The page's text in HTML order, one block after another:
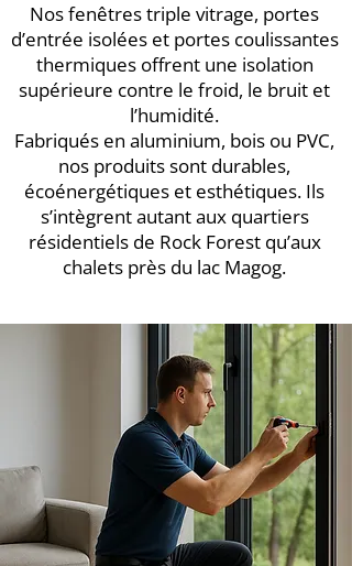
Nos fenêtres triple vitrage, portes
d’entrée isolées et portes coulissantes
thermiques offrent une isolation
supérieure contre le froid, le bruit et
l’humidité.
Fabriqués en aluminium, bois ou PVC,
nos produits sont durables,
écoénergétiques et esthétiques. Ils
s’intègrent autant aux quartiers
résidentiels de Rock Forest qu’aux
chalets près du lac Magog.